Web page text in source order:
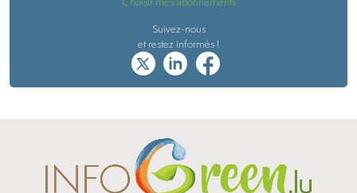
Suivez-nous
et restez informés !